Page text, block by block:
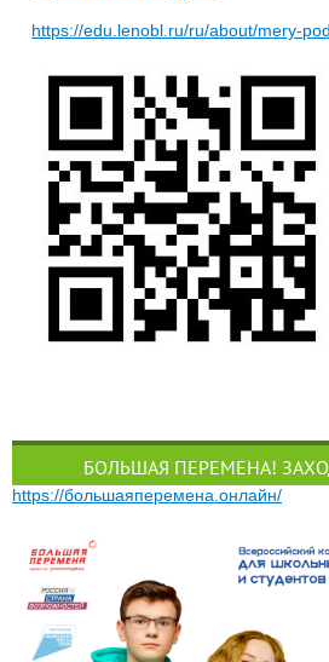
https://edu.lenobl.ru/ru/about/mery-
БОЛЬШАЯ ПЕРЕМЕНА!
https://большаяперемена.онлайн/